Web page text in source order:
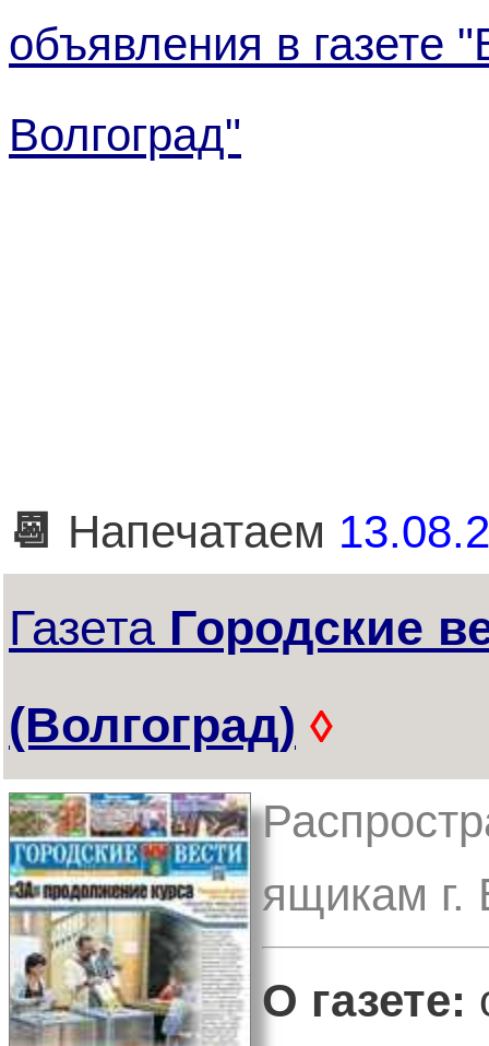
объявления в газете
Волгоград"
📆 Напечатаем
Газета Городские
(Волгоград) ◊
ящикам г.
О газете: